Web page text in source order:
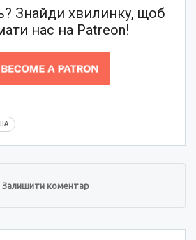
Знайди хвилинку, щоб
нас на Patreon!
Залишити коментар